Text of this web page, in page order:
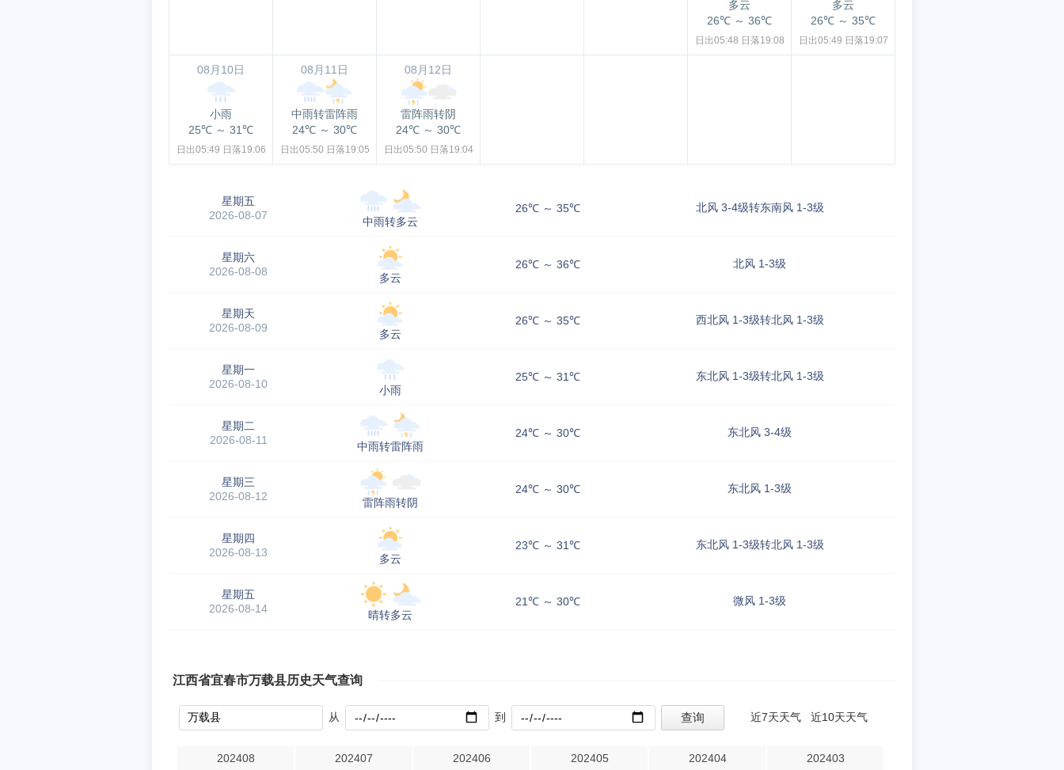
多云
26℃ ～ 36℃
日出05:48 日落19:08
多云
26℃ ～ 35℃
日出05:49 日落19:07
08月10日
小雨
25℃ ～ 31℃
日出05:49 日落19:06
08月11日
中雨转雷阵雨
24℃ ～ 30℃
日出05:50 日落19:05
08月12日
雷阵雨转阴
24℃ ～ 30℃
日出05:50 日落19:04
星期五
2026-08-07
中雨转多云
26℃ ～ 35℃ 北风 3-4级转东南风 1-3级
星期六
2026-08-08
多云
26℃ ～ 36℃ 北风 1-3级
星期天
2026-08-09
多云
26℃ ～ 35℃ 西北风 1-3级转北风 1-3级
星期一
2026-08-10
小雨
25℃ ～ 31℃ 东北风 1-3级转北风 1-3级
星期二
2026-08-11
中雨转雷阵雨
24℃ ～ 30℃ 东北风 3-4级
星期三
2026-08-12
雷阵雨转阴
24℃ ～ 30℃ 东北风 1-3级
星期四
2026-08-13
多云
23℃ ～ 31℃ 东北风 1-3级转北风 1-3级
星期五
2026-08-14
晴转多云
21℃ ～ 30℃ 微风 1-3级
江西省宜春市万载县历史天气查询
从 到 近7天天气 近10天天气
202408 202407 202406 202405 202404 202403